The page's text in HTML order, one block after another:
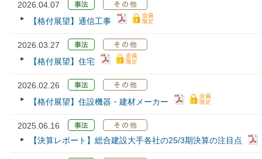
2026.04.07
【格付展望】通信工事
2026.03.27
【格付展望】住宅
2026.02.26
【格付展望】住設機器・建材メーカー
2025.06.16
【決算レポート】総合建設大手各社の25/3期決算の注目点